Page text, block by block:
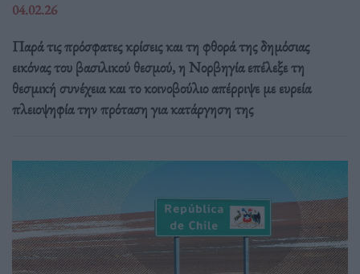
04.02.26
Παρά τις πρόσφατες κρίσεις και τη φθορά της δημόσιας
εικόνας του βασιλικού θεσμού, η Νορβηγία επέλεξε τη
θεσμική συνέχεια και το κοινοβούλιο απέρριψε με ευρεία
πλειοψηφία την πρόταση για κατάργηση της